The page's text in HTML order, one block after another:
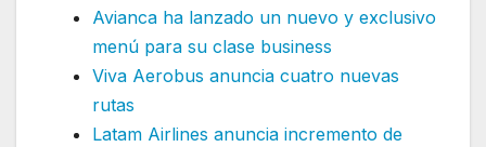
Avianca ha lanzado un nuevo y exclusivo
menú para su clase business
Viva Aerobus anuncia cuatro nuevas
rutas
Latam Airlines anuncia incremento de